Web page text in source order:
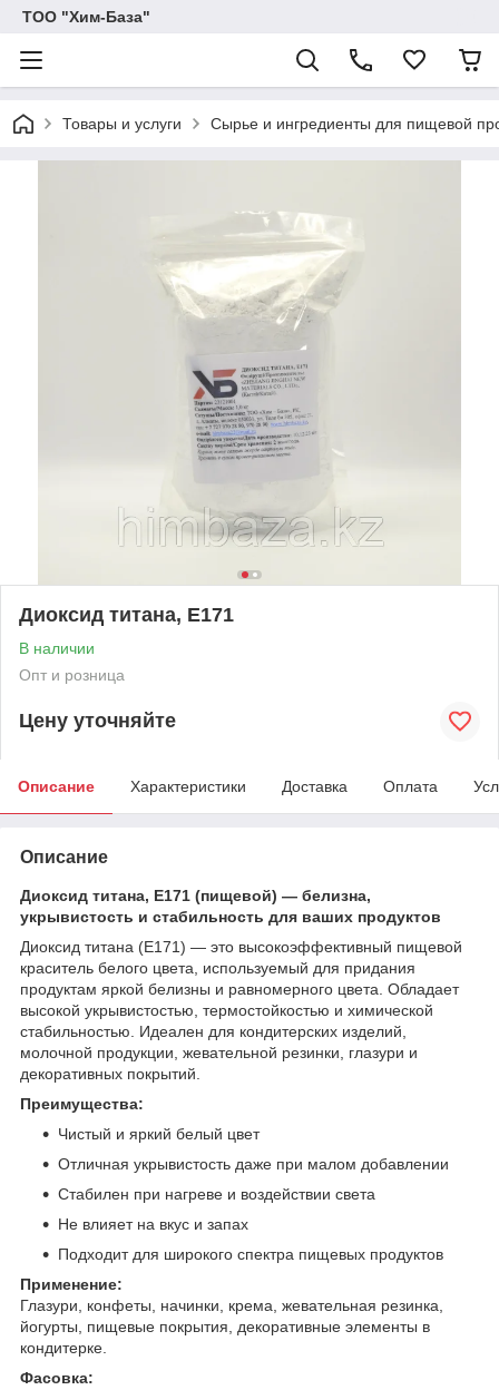
ТОО "Хим-База"
Товары и услуги Сырье и ингредиенты для пищевой
Диоксид титана, Е171
В наличии
Опт и розница
Цену уточняйте
Описание Характеристики Доставка Оплата
Описание
Диоксид титана, E171 (пищевой) — белизна,
укрывистость и стабильность для ваших продуктов
Диоксид титана (E171) — это высокоэффективный пищевой
краситель белого цвета, используемый для придания
продуктам яркой белизны и равномерного цвета. Обладает
высокой укрывистостью, термостойкостью и химической
стабильностью. Идеален для кондитерских изделий,
молочной продукции, жевательной резинки, глазури и
декоративных покрытий.
Преимущества:
Чистый и яркий белый цвет
Отличная укрывистость даже при малом добавлении
Стабилен при нагреве и воздействии света
Не влияет на вкус и запах
Подходит для широкого спектра пищевых продуктов
Применение:
Глазури, конфеты, начинки, крема, жевательная резинка,
йогурты, пищевые покрытия, декоративные элементы в
кондитерке.
Фасовка: